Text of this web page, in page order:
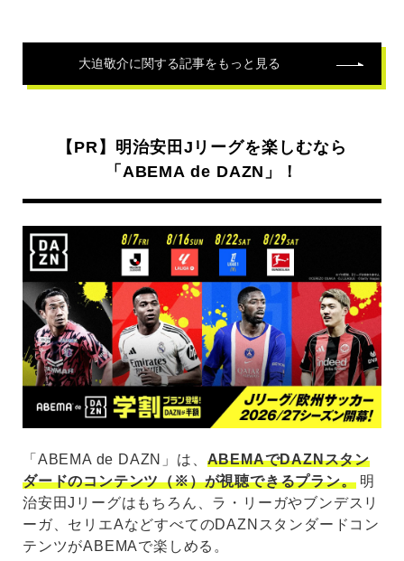
大迫敬介に関する記事をもっと見る
【PR】明治安田Jリーグを楽しむなら
「ABEMA de DAZN」！
「ABEMA de DAZN」は、 ABEMAでDAZNスタン
ダードのコンテンツ（※）が視聴できるプラン。明
治安田Jリーグはもちろん、ラ・リーガやブンデスリ
ーガ、セリエAなどすべてのDAZNスタンダードコン
テンツがABEMAで楽しめる。